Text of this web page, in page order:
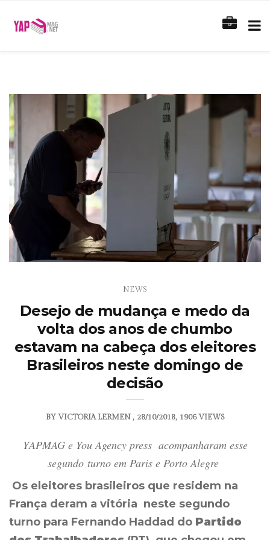
NEWS
Desejo de mudança e medo da
volta dos anos de chumbo
estavam na cabeça dos eleitores
Brasileiros neste domingo de
decisão
BYVICTORIA LERMEN 28/10/2018 1906 VIEWS
YAPMAG e You Agency press acompanharam esse
segundo turno em Paris e Porto Alegre
Os eleitores brasileiros que residem na
França deram a vitória neste segundo
turno para Fernando Haddad do Partido